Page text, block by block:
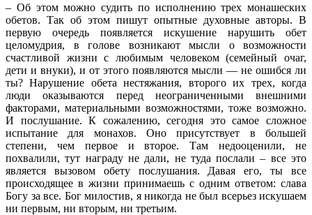
– Об этом можно судить по исполнению трех монашеских
обетов. Так об этом пишут опытные духовные авторы. В
первую очередь появляется искушение нарушить обет
целомудрия, в голове возникают мысли о возможности
счастливой жизни с любимым человеком (семейный очаг,
дети и внуки), и от этого появляются мысли — не ошибся ли
ты? Нарушение обета нестяжания, второго их трех, когда
люди оказываются перед неограниченными внешними
факторами, материальными возможностями, тоже возможно.
И послушание. К сожалению, сегодня это самое сложное
испытание для монахов. Оно присутствует в большей
степени, чем первое и второе. Там недооценили, не
похвалили, тут награду не дали, не туда послали – все это
является вызовом обету послушания. Давая его, ты все
происходящее в жизни принимаешь с одним ответом: слава
Богу за все. Бог милостив, я никогда не был всерьез искушаем
ни первым, ни вторым, ни третьим.